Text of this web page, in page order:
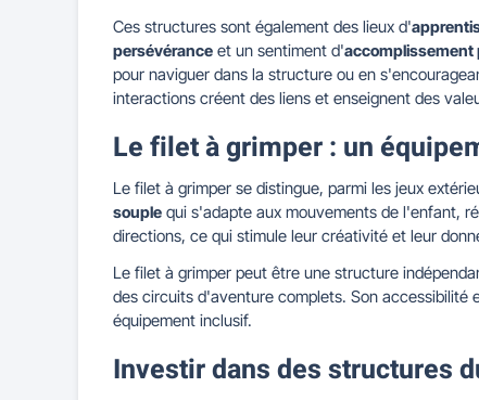
Ces structures sont également des lieux d'
persévérance et un sentiment d'accomplissement
pour naviguer dans la structure ou en
interactions créent des liens et enseignent des
Le filet à grimper : un
Le filet à grimper se distingue, parmi les jeux
souple qui s'adapte aux mouvements de l'enfant,
directions, ce qui stimule leur créativité et leur
Le filet à grimper peut être une structure
des circuits d'aventure complets. Son accessibilité
équipement inclusif.
Investir dans des structures